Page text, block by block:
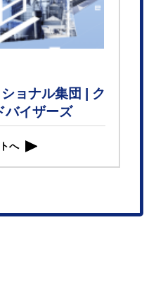
ョナル集団 | ク
バイザーズ
へ